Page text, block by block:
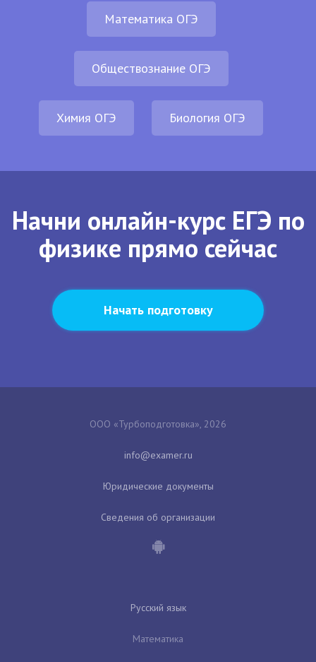
Математика ОГЭ
Обществознание ОГЭ
Химия ОГЭ Биология ОГЭ
Начни онлайн-курс ЕГЭ по
физике прямо сейчас
Начать подготовку
ООО «Турбоподготовка», 2026
Юридические документы
Сведения об организации
Русский язык
Математика